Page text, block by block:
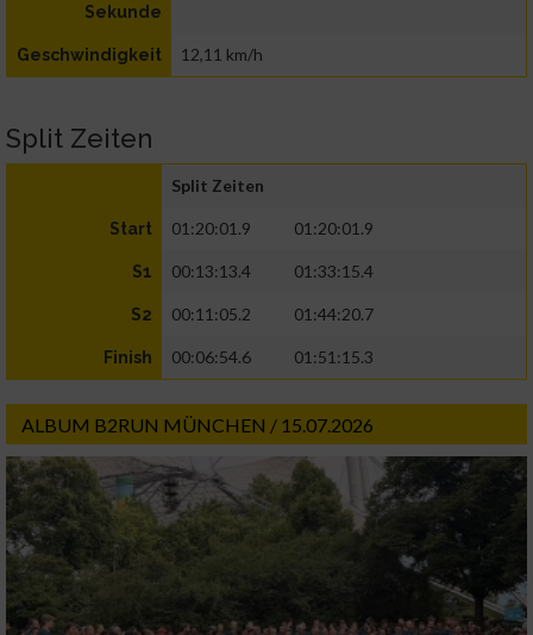
Sekunde
Geschwindigkeit 12,11 km/h
Split Zeiten
Split Zeiten
Start 01:20:01.9 01:20:01.9
S1 00:13:13.4 01:33:15.4
S2 00:11:05.2 01:44:20.7
Finish 00:06:54.6 01:51:15.3
ALBUM B2RUN MÜNCHEN / 15.07.2026